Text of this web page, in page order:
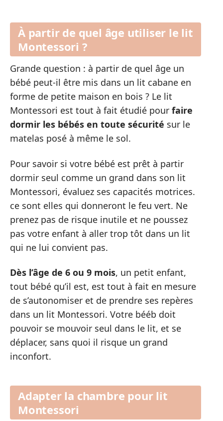
À partir de quel âge utiliser le lit
Montessori ?
Grande question : à partir de quel âge un
bébé peut-il être mis dans un lit cabane en
forme de petite maison en bois ? Le lit
Montessori est tout à fait étudié pour faire
dormir les bébés en toute sécurité sur le
matelas posé à même le sol.
Pour savoir si votre bébé est prêt à partir
dormir seul comme un grand dans son lit
Montessori, évaluez ses capacités motrices.
ce sont elles qui donneront le feu vert. Ne
prenez pas de risque inutile et ne poussez
pas votre enfant à aller trop tôt dans un lit
qui ne lui convient pas.
Dès l’âge de 6 ou 9 mois, un petit enfant,
tout bébé qu’il est, est tout à fait en mesure
de s’autonomiser et de prendre ses repères
dans un lit Montessori. Votre bééb doit
pouvoir se mouvoir seul dans le lit, et se
déplacer, sans quoi il risque un grand
inconfort.
Adapter la chambre pour lit
Montessori